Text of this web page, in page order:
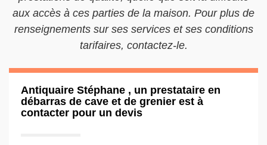
aux accès à ces parties de la maison. Pour plus de
renseignements sur ses services et ses conditions
tarifaires, contactez-le.
Antiquaire Stéphane , un prestataire en
débarras de cave et de grenier est à
contacter pour un devis